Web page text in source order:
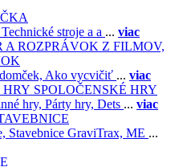
Technické stroje a a ... viac
Z FILMOV,
Ako vycvičiť ... viac
SPOLOČENSKÉ HRY
hry, Párty hry, Dets ... viac
Stavebnice GraviTrax, ME ...